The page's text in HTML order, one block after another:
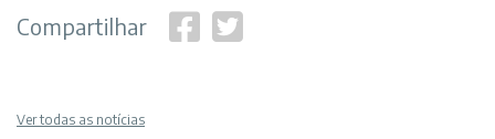
Compartilhar
Ver todas as notícias